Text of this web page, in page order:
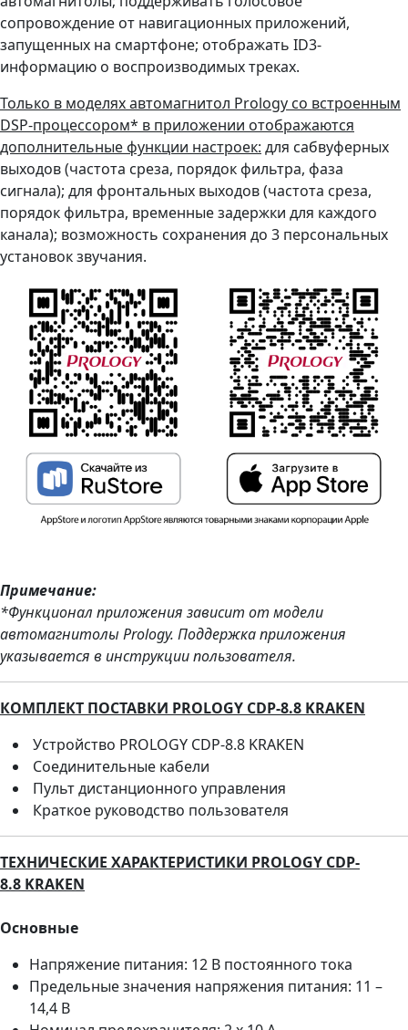
сопровождение от навигационных приложений,
запущенных на смартфоне; отображать ID3-
информацию о воспроизводимых треках.
Только в моделях автомагнитол Prology со встроенным
DSP-процессором* в приложении отображаются
дополнительные функции настроек: для сабвуферных
выходов (частота среза, порядок фильтра, фаза
сигнала); для фронтальных выходов (частота среза,
порядок фильтра, временные задержки для каждого
канала); возможность сохранения до 3 персональных
установок звучания.
Примечание:
*Функционал приложения зависит от модели
автомагнитолы Prology. Поддержка приложения
указывается в инструкции пользователя.
КОМПЛЕКТ ПОСТАВКИ PROLOGY CDP-8.8 KRAKEN
Устройство PROLOGY CDP-8.8 KRAKEN
Соединительные кабели
Пульт дистанционного управления
Краткое руководство пользователя
ТЕХНИЧЕСКИЕ ХАРАКТЕРИСТИКИ PROLOGY CDP-
8.8 KRAKEN
Основные
Напряжение питания: 12 В постоянного тока
Предельные значения напряжения питания: 11 –
14,4 В